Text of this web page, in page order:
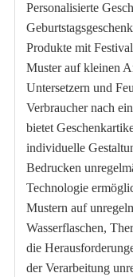
Personalisierte
Produkte mit
Muster auf kleinen
Untersetzern und
Verbraucher nach
bietet
individuelle
Bedrucken
Technologie
Mustern auf
Wasserflaschen,
die
der Verarbeitung